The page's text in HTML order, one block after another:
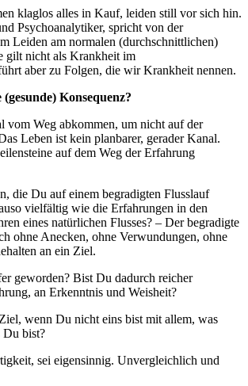
klaglos alles in Kauf, leiden still vor sich hin.
Psychoanalytiker, spricht von der
Leiden am normalen (durchschnittlichen)
gilt nicht als Krankheit im
aber zu Folgen, die wir Krankheit nennen.
(gesunde) Konsequenz?
vom Weg abkommen, um nicht auf der
Leben ist kein planbarer, gerader Kanal.
auf dem Weg der Erfahrung
die Du auf einem begradigten Flusslauf
vielfältig wie die Erfahrungen in den
eines natürlichen Flusses? – Der begradigte
ohne Anecken, ohne Verwundungen, ohne
an ein Ziel.
geworden? Bist Du dadurch reicher
an Erkenntnis und Weisheit?
wenn Du nicht eins bist mit allem, was
Du bist?
sei eigensinnig. Unvergleichlich und